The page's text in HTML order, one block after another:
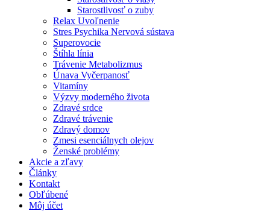
Starostlivosť o zuby
Relax Uvoľnenie
Stres Psychika Nervová sústava
Superovocie
Štíhla línia
Trávenie Metabolizmus
Únava Vyčerpanosť
Vitamíny
Výzvy moderného života
Zdravé srdce
Zdravé trávenie
Zdravý domov
Zmesi esenciálnych olejov
Ženské problémy
Akcie a zľavy
Články
Kontakt
Obľúbené
Môj účet